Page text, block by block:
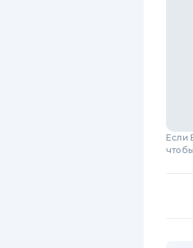
Если